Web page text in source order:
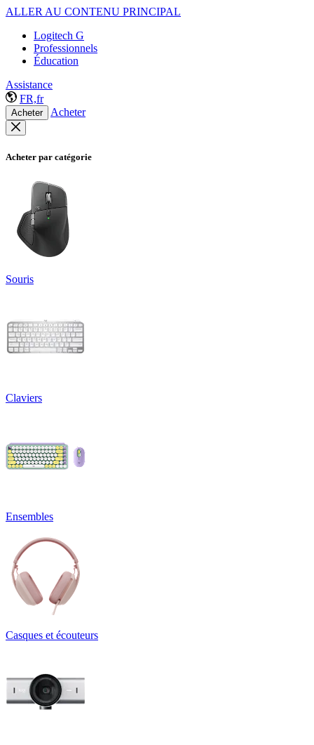
ALLER AU CONTENU PRINCIPAL
Logitech G
Professionnels
Éducation
Assistance
FR,fr
Acheter Acheter
Acheter par catégorie
Souris
Claviers
Ensembles
Casques et écouteurs